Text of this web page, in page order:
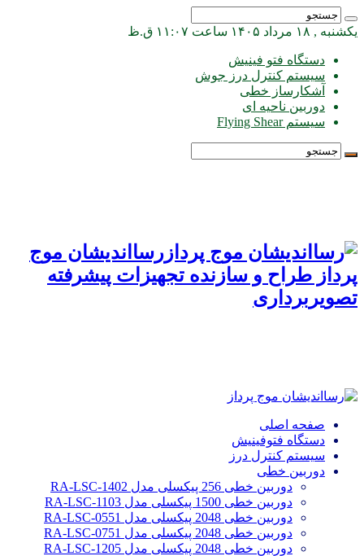
یکشنبه , ۱۸ مرداد ۱۴۰۵ ساعت ۱۱:۰۷ ق.ظ
دستگاه فتو فینیش
سیستم کنترل درز جوش
آشکارساز خطی
دوربین ناحیه ای
سیستم Flying Shear
رسااندیشان موج
پرداز طراح و سازنده تجهیزات پیشرفته
تصویربرداری
صفحه اصلی
دستگاه فتوفینیش
سیستم کنترل درز
دوربین خطی
دوربین خطی 256 پیکسلی مدل RA-LSC-1402
دوربین خطی 1500 پیکسلی مدل RA-LSC-1103
دوربین خطی 2048 پیکسلی مدل RA-LSC-0551
دوربین خطی 2048 پیکسلی مدل RA-LSC-0751
دوربین خطی 2048 پیکسلی مدل RA-LSC-1205